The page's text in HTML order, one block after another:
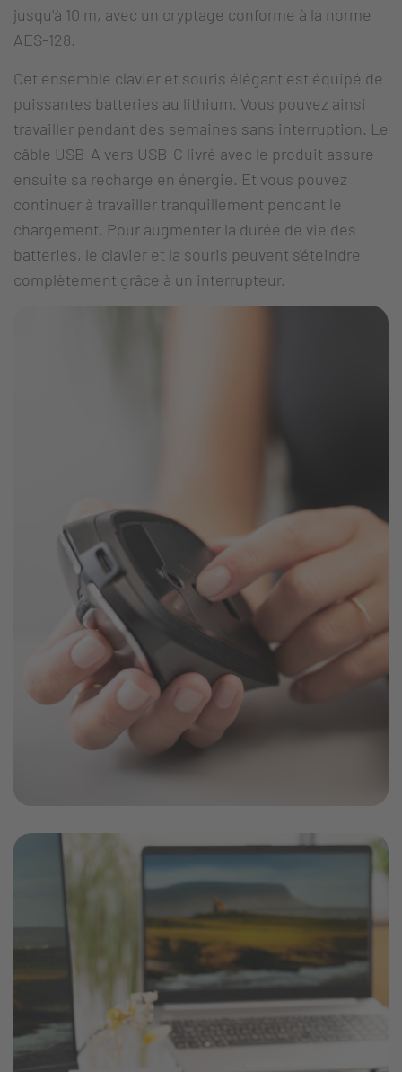
jusqu'à 10 m, avec un cryptage conforme à la norme
AES-128.
Cet ensemble clavier et souris élégant est équipé de
puissantes batteries au lithium. Vous pouvez ainsi
travailler pendant des semaines sans interruption. Le
câble USB-A vers USB-C livré avec le produit assure
ensuite sa recharge en énergie. Et vous pouvez
continuer à travailler tranquillement pendant le
chargement. Pour augmenter la durée de vie des
batteries, le clavier et la souris peuvent s'éteindre
complètement grâce à un interrupteur.